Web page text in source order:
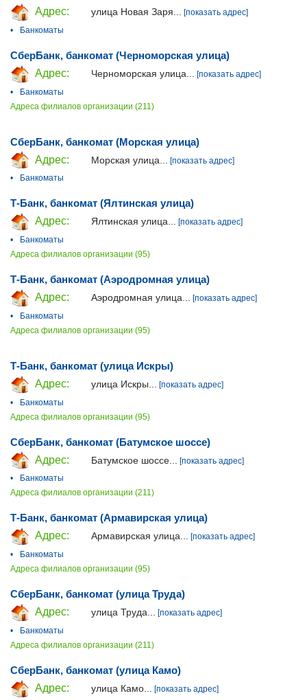
Адрес:
улица Новая Заря...
[показать адрес]
•
Банкоматы
СберБанк, банкомат (Черноморская улица)
Адрес:
Черноморская улица...
[показать адрес]
•
Банкоматы
Адреса филиалов организации (211)
СберБанк, банкомат (Морская улица)
Адрес:
Морская улица...
[показать адрес]
•
Банкоматы
Т-Банк, банкомат (Ялтинская улица)
Адрес:
Ялтинская улица... [показать адрес]
•
Банкоматы
Адреса филиалов организации (95)
Т-Банк, банкомат (Аэродромная улица)
Адрес:
Аэродромная улица...
[показать адрес]
•
Банкоматы
Адреса филиалов организации (95)
Т-Банк, банкомат (улица Искры)
Адрес:
улица Искры...
[показать адрес]
•
Банкоматы
Адреса филиалов организации (95)
СберБанк, банкомат (Батумское шоссе)
Адрес:
Батумское шоссе...
[показать адрес]
•
Банкоматы
Адреса филиалов организации (211)
Т-Банк, банкомат (Армавирская улица)
Адрес:
Армавирская улица... [показать адрес]
•
Банкоматы
Адреса филиалов организации (95)
СберБанк, банкомат (улица Труда)
Адрес:
улица Труда...
[показать адрес]
•
Банкоматы
Адреса филиалов организации (211)
СберБанк, банкомат (улица Камо)
Адрес:
улица Камо...
[показать адрес]